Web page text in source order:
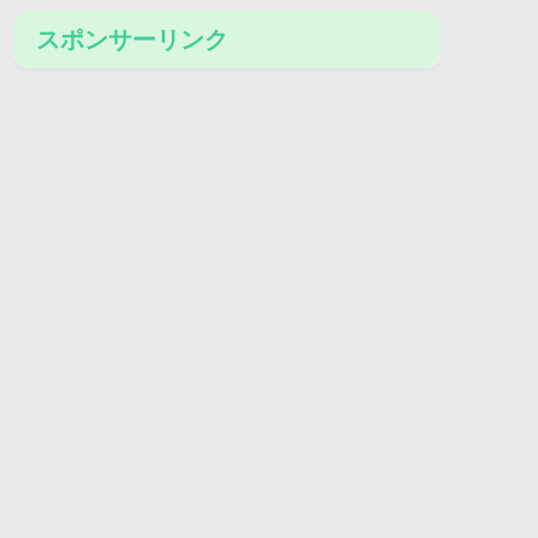
スポンサーリンク